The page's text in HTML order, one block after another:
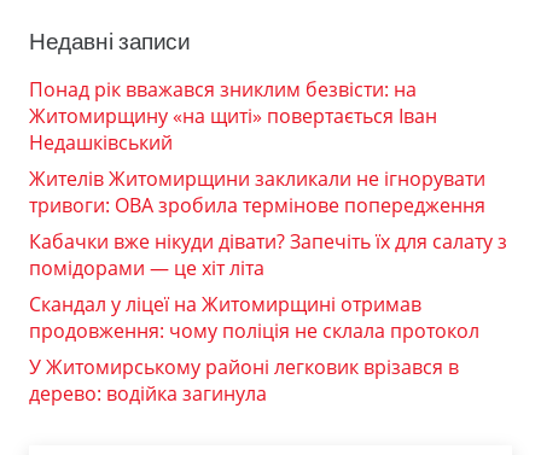
Недавні записи
Понад рік вважався зниклим безвісти: на
Житомирщину «на щиті» повертається Іван
Недашківський
Жителів Житомирщини закликали не ігнорувати
тривоги: ОВА зробила термінове попередження
Кабачки вже нікуди дівати? Запечіть їх для салату з
помідорами — це хіт літа
Скандал у ліцеї на Житомирщині отримав
продовження: чому поліція не склала протокол
У Житомирському районі легковик врізався в
дерево: водійка загинула